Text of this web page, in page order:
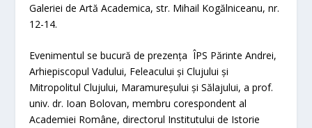
Galeriei de Artă Academica, str. Mihail Kogălniceanu, nr.
12-14.
Evenimentul se bucură de prezența ÎPS Părinte Andrei,
Arhiepiscopul Vadului, Feleacului și Clujului și
Mitropolitul Clujului, Maramureșului și Sălajului, a prof.
univ. dr. Ioan Bolovan, membru corespondent al
Academiei Române, directorul Institutului de Istorie